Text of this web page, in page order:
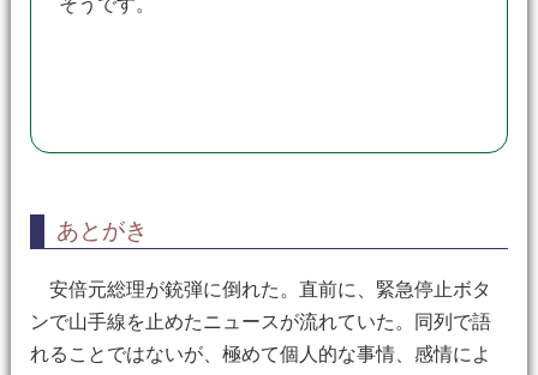
そうです。
あとがき
安倍元総理が銃弾に倒れた。直前に、緊急停止ボタ
ンで山手線を止めたニュースが流れていた。同列で語
れることではないが、極めて個人的な事情、感情によ